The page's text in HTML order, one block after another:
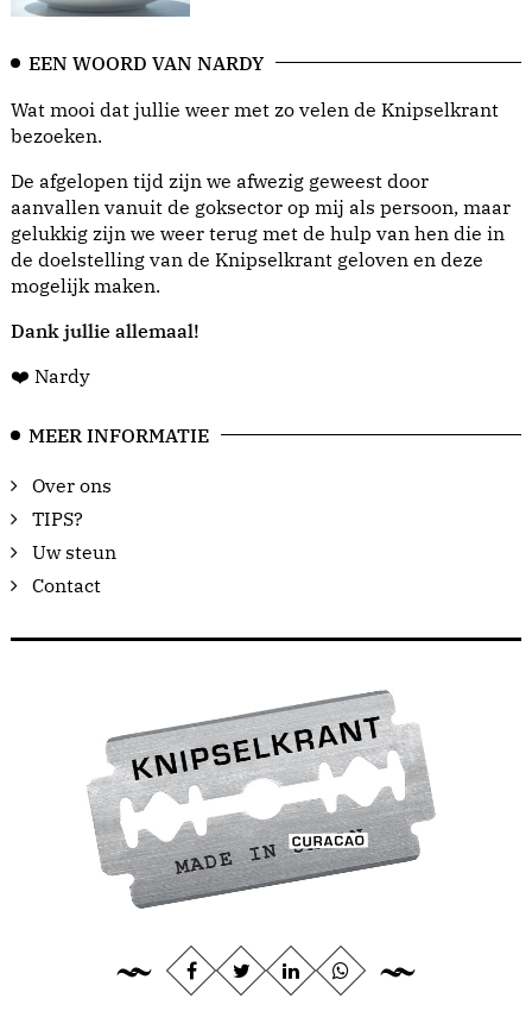
EEN WOORD VAN NARDY
Wat mooi dat jullie weer met zo velen de Knipselkrant
bezoeken.
De afgelopen tijd zijn we afwezig geweest door
aanvallen vanuit de goksector op mij als persoon, maar
gelukkig zijn we weer terug met de hulp van hen die in
de doelstelling van de Knipselkrant geloven en deze
mogelijk maken.
Dank jullie allemaal!
❤️ Nardy
MEER INFORMATIE
Over ons
TIPS?
Uw steun
Contact